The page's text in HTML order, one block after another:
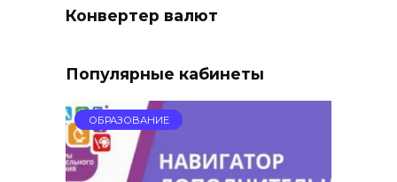
Конвертер валют
Популярные кабинеты
ОБРАЗОВАНИЕ